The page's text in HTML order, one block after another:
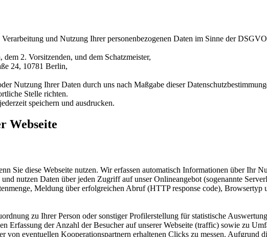
und Nutzung Ihrer personenbezogenen Daten im Sinne der
dem 2. Vorsitzenden, und dem Schatzmeister,
24, 10781 Berlin,
Nutzung Ihrer Daten durch uns nach Maßgabe dieser
Stelle richten.
speichern und ausdrucken.
Webseite
Sie diese Webseite nutzen. Wir erfassen automatisch Informationen über Ihr
nutzen Daten über jeden Zugriff auf unser Onlineangebot (sogenannte
Meldung über erfolgreichen Abruf (HTTP response code),
zu Ihrer Person oder sonstiger Profilerstellung für statistische
Erfassung der Anzahl der Besucher auf unserer Webseite (traffic) sowie zu
von eventuellen Kooperationspartnern erhaltenen Clicks zu messen. Aufgrund